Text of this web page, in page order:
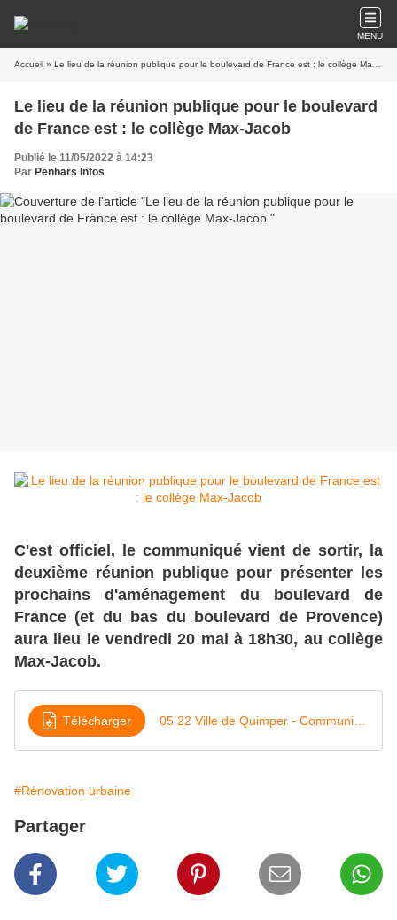
MENU
Accueil » Le lieu de la réunion publique pour le boulevard de France est : le collège Max-Jacob
Le lieu de la réunion publique pour le boulevard
de France est : le collège Max-Jacob
Publié le 11/05/2022 à 14:23
Par Penhars Infos
C'est officiel, le communiqué vient de sortir, la
deuxième réunion publique pour présenter les
prochains d'aménagement du boulevard de
France (et du bas du boulevard de Provence)
aura lieu le vendredi 20 mai à 18h30, au collège
Max-Jacob.
Télécharger
#Rénovation urbaine
Partager